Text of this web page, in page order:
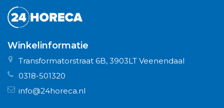
Winkelinformatie
Transformatorstraat 6B, 3903LT Veenendaal
0318-501320
info@24horeca.nl